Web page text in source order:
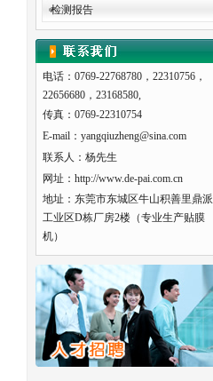
检测报告
电话：0769-22768780，22310756，
22656680，23168580,
传真：0769-22310754
E-mail：yangqiuzheng@sina.com
联系人：杨先生
网址：http://www.de-pai.com.cn
地址：东莞市东城区牛山积善里鼎派
工业区D栋厂房2楼（专业生产贴膜
机）